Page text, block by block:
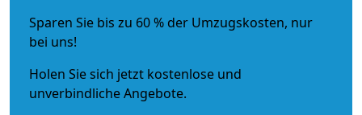
Sparen Sie bis zu 60 % der Umzugskosten, nur
bei uns!
Holen Sie sich jetzt kostenlose und
unverbindliche Angebote.